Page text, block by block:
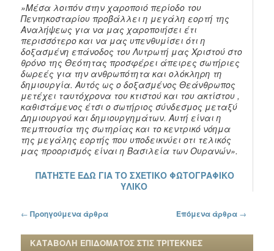
»Μέσα λοιπόν στην χαροποιό περίοδο του
Πεντηκοσταρίου προβάλλει η μεγάλη εορτή της
Αναλήψεως για να μας χαροποιήσει έτι
περισσότερο και να μας υπενθυμίσει ότι η
δοξασμένη επάνοδος του Λυτρωτή μας Χριστού στο
θρόνο της Θεότητας προσφέρει άπειρες σωτήριες
δωρεές για την ανθρωπότητα και ολόκληρη τη
δημιουργία. Αυτός ως ο δοξασμένος Θεάνθρωπος
μετέχει ταυτόχρονα του κτιστού και του ακτίστου ,
καθιστάμενος έτσι ο σωτήριος σύνδεσμος μεταξύ
Δημιουργού και δημιουργημάτων. Αυτή είναι η
πεμπτουσία της σωτηρίας και το κεντρικό νόημα
της μεγάλης εορτής που υποδεικνύει οτι τελικός
μας προορισμός είναι η Βασιλεία των Ουρανών».
ΠΑΤΗΣΤΕ ΕΔΩ ΓΙΑ ΤΟ ΣΧΕΤΙΚΟ ΦΩΤΟΓΡΑΦΙΚΟ
ΥΛΙΚΟ
Πλοήγηση στα άρθρα
← Προηγούμενα άρθρα Επόμενα άρθρα →
ΚΑΤΑΒΟΛΗ ΕΠΙΔΟΜΑΤΟΣ ΣΤΙΣ ΤΡΙΤΕΚΝΕΣ